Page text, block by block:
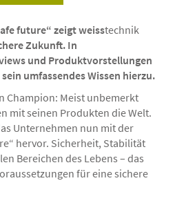
future“ zeigt weisstechnik
Zukunft. In
und Produktvorstellungen
umfassendes Wissen hierzu.
Champion: Meist unbemerkt
mit seinen Produkten die Welt.
Unternehmen nun mit der
hervor. Sicherheit, Stabilität
Bereichen des Lebens – das
für eine sichere